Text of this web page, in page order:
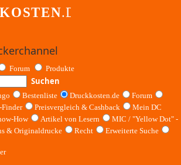
Forum Produkte
Suchen
Bestenliste Druckkosten.de
Forum
Finder Preisvergleich & Cashback
Mein DC
How Artikel von Lesern
MIC / "Yellow Dot" -
& Originaldrucke Recht
Erweiterte Suche